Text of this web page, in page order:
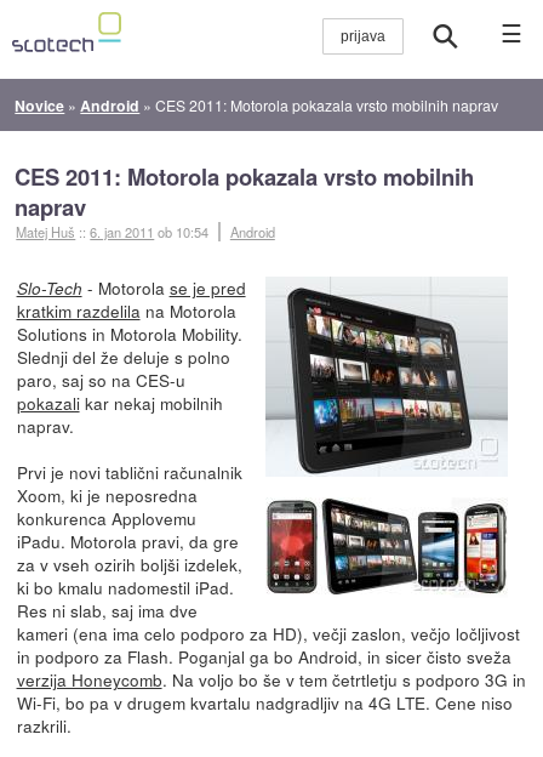
☰
Novice » Android »CES 2011: Motorola pokazala vrsto mobilnih naprav
CES 2011: Motorola pokazala vrsto mobilnih
naprav
Matej Huš ::6. jan 2011 ob 10:54 Android
Slo-Tech - Motorola se je pred
kratkim razdelila na Motorola
Solutions in Motorola Mobility.
Slednji del že deluje s polno
paro, saj so na CES-u
pokazalikar nekaj mobilnih
naprav.
Prvi je novi tablični računalnik
Xoom, ki je neposredna
konkurenca Applovemu
iPadu. Motorola pravi, da gre
za v vseh ozirih boljši izdelek,
ki bo kmalu nadomestil iPad.
Res ni slab, saj ima dve
kameri (ena ima celo podporo za HD), večji zaslon, večjo ločljivost
in podporo za Flash. Poganjal ga bo Android, in sicer čisto sveža
verzija Honeycomb. Na voljo bo še v tem četrtletju s podporo 3G in
Wi-Fi, bo pa v drugem kvartalu nadgradljiv na 4G LTE. Cene niso
razkrili.